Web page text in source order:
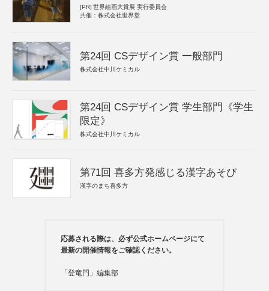
[PR] 世界絵画大賞展 実行委員会
共催：株式会社世界堂
第24回 CSデザイン賞 一般部門
株式会社中川ケミカル
第24回 CSデザイン賞 学生部門《学生
限定》
株式会社中川ケミカル
第71回 喜多方発感じる漢字あそび
漢字のまち喜多方
応募される際は、必ず公式ホームページにて
最新の開催情報をご確認ください。
「登竜門」編集部